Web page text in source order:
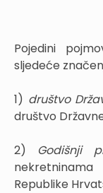
Pojedini
sljedeće
1) društvo
društvo
2) Godišnji
Republike